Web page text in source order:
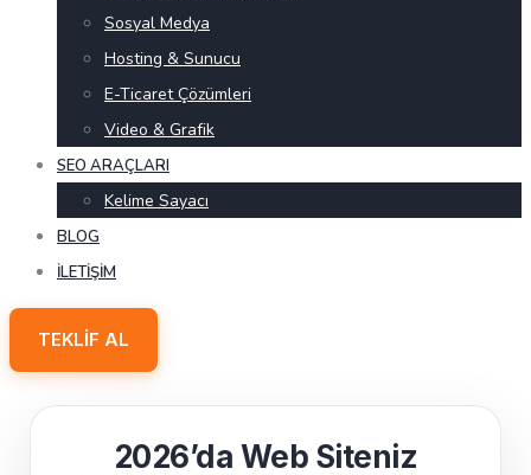
Sosyal Medya
Hosting & Sunucu
E-Ticaret Çözümleri
Video & Grafik
SEO ARAÇLARI
Kelime Sayacı
BLOG
İLETIŞIM
TEKLIF AL
2026’da Web Siteniz